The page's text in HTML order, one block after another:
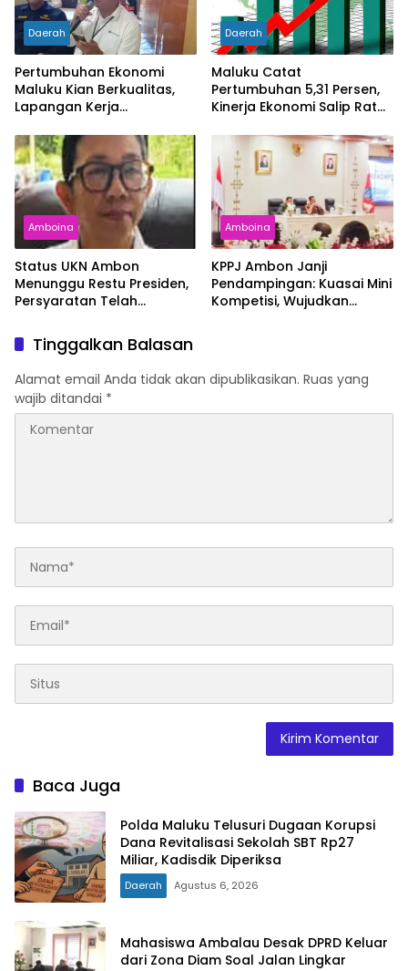
Daerah
Pertumbuhan Ekonomi
Maluku Kian Berkualitas,
Lapangan Kerja
Kemiskinan Turun
Daerah
Maluku Catat
Pertumbuhan 5,31 Persen,
Kinerja Ekonomi Salip Rata-
Amboina
Status UKN Ambon
Menunggu Restu Presiden,
Persyaratan Telah
Amboina
KPPJ Ambon Janji
Pendampingan: Kuasai Mini
Kompetisi, Wujudkan
Tinggalkan Balasan
Alamat email Anda tidak akan dipublikasikan. Ruas yang
wajib ditandai *
Baca Juga
Polda Maluku Telusuri Dugaan Korupsi
Dana Revitalisasi Sekolah SBT Rp27
Miliar, Kadisdik Diperiksa
Daerah Agustus 6, 2026
Mahasiswa Ambalau Desak DPRD Keluar
dari Zona Diam Soal Jalan Lingkar